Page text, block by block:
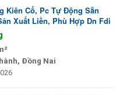
Kiên Cố, Pc Tự Động Sẵn
Xuất Liền, Phù Hợp Dn Fdi
Đồng Nai